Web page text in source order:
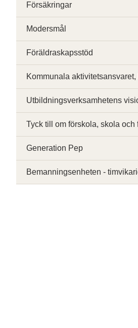
Försäkringar
Modersmål
Föräldraskapsstöd
Kommunala aktivitetsansvaret,
Utbildningsverksamhetens
Tyck till om förskola, skola och
Generation Pep
Bemanningsenheten -